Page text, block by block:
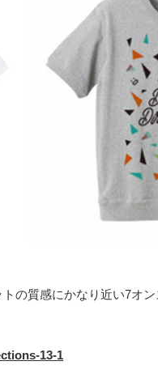
の質感にかなり近い7オ
13-1